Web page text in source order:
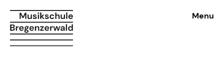
Menu